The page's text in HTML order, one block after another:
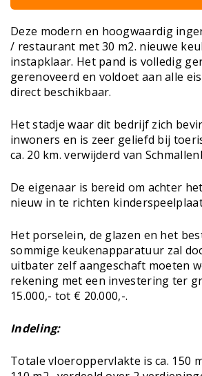
Deze modern en hoogwaardig
/ restaurant met 30 m2. nieuwe
instapklaar. Het pand is volledig
gerenoveerd en voldoet aan alle
direct beschikbaar.
Het stadje waar dit bedrijf zich
inwoners en is zeer geliefd bij
ca. 20 km. verwijderd van
De eigenaar is bereid om achter
nieuw in te richten
Het porselein, de glazen en het
sommige keukenapparatuur zal
uitbater zelf aangeschaft moeten
rekening met een investering ter
15.000,- tot € 20.000,-.
Indeling:
Totale vloeroppervlakte is ca. 150